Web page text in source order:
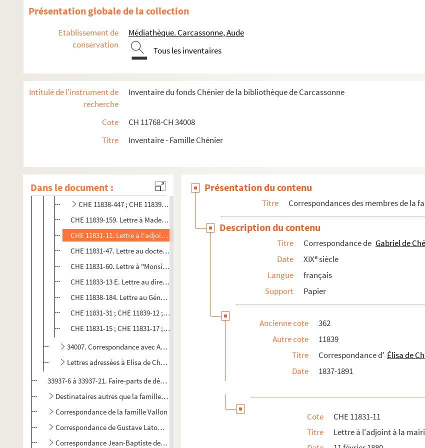
Présentation globale de la collection
Etablissement de
conservation
Médiathèque. Carcassonne, Aude
Tous les inventaires
Intitulé de l'instrument de
recherche
Inventaire du fonds Chénier de la bibliothèque de Carcassonne
Cote
CH 11768-CH 34008
Titre
Inventaire - Famille Chénier
Dans le document :
CHE 11839-75. Lettre à Madame Mesnil
CHE 11831-21 ; CHE 11831-48. Correspondance avec J. Meunier, avoué à la Cour d'appel de Paris
CHE 11839-868. Lettre à Julie Mouly
CHE 11838-1227 ; CHE 11839-71 ; CHE 11839-74 ; CHE 11839-95. Correspondance avec Gabrielle Niel
CHE 11838-181 ; CHE 11838-1240 à CHE 11838-1242. Correspondance avec M. Otsouka ou Otsuka
CHE 11831-43. Lettre de Pecquet du Bellet
CHE 11838-1329. Lettre de Joséphine Peloux
CHE 11831-8 à CHE 11831-9 ; CHE 11831-20 ; CHE 11831-46 A ; CHE 11831-53 à CHE 11831-54 ; CHE 11833-3 ;
CHE 11831-4 à CHE 11831-5. Correspondance avec M. Plet
CHE 11831-1 à CHE 11831-3 ; CHE 11831-24. Correspondance avec le docteur A. Teste
CHE 11838-447 ; CHE 11839-133 à CHE 11839-135 ; CHE 11839-137 ; CHE 11839-162 à 163 ; CHE 11839-273 ; CHE
CHE 11839-159. Lettre à Mademoiselle Velle
CHE 11831-11. Lettre à l'adjoint à la mairie de Jouy-en-Josas
CHE 11831-47. Lettre au docteur...
CHE 11831-60. Lettre à "Monsieur le député"
CHE 11833-13 E. Lettre au directeur du journal
CHE 11838-184. Lettre au Général ...
CHE 11831-31 ; CHE 11839-12 ; 31-32 ; 34-35 ; 39 ; 41 ; 45 ; 49 ; 69-70 ; 87 ; 89 ; 141 ; 161 ; 189 ; 191 ; 193 ; 198-199 ;
CHE 11831-15 ; CHE 11831-17 ; CHE 11831-19 ; CHE 11831-61 ; CHE 11831-64 à CHE 11831-147. Lettres et cartes de
34007. Correspondance avec Auguste Mazières
Lettres adressées à Elisa de Chénier née Frémaux et Gabriel de Chénier
33937-6 à 33937-21. Faire-parts de décès
Destinataires autres que la famille Chénier
Correspondance de la famille Vallon
Correspondance de Gustave Latour de Saint-Ygest
Correspondance Jean-Baptiste de Santi-Lhomaca
Présentation du contenu
Titre Correspondances des membres de la
Description du contenu
Titre Correspondance de Gabriel de
Date
XIXesiècle
Langue
français
Support
Papier
Ancienne cote
362
Autre cote
11839
Titre
Correspondance d' Élisa de
Date
1837-1891
Cote
CHE 11831-11
Titre
Lettre à l'adjoint à la